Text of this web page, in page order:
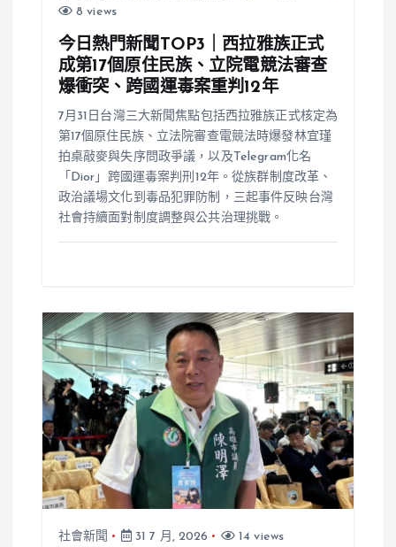
8 views
今日熱門新聞TOP3｜西拉雅族正式
成第17個原住民族、立院電競法審查
爆衝突、跨國運毒案重判12年
7月31日台灣三大新聞焦點包括西拉雅族正式核定為
第17個原住民族、立法院審查電競法時爆發林宜瑾
拍桌敲麥與失序問政爭議，以及Telegram化名
「Dior」跨國運毒案判刑12年。從族群制度改革、
政治議場文化到毒品犯罪防制，三起事件反映台灣
社會持續面對制度調整與公共治理挑戰。
社會新聞 31 7 月, 2026 14 views